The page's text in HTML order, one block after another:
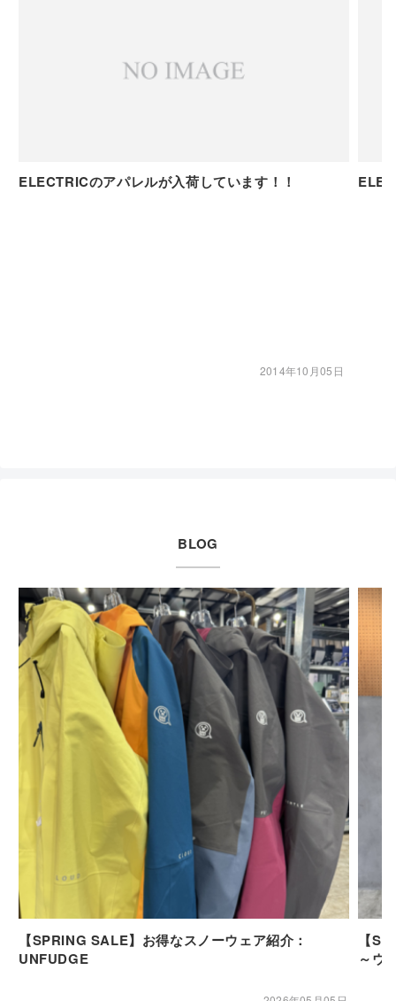
ELECTRICのアパレルが入荷しています！！
2014年10月05日
BLOG
【SPRING SALE】お得なスノーウェア紹介：
UNFUDGE
【
～ウ